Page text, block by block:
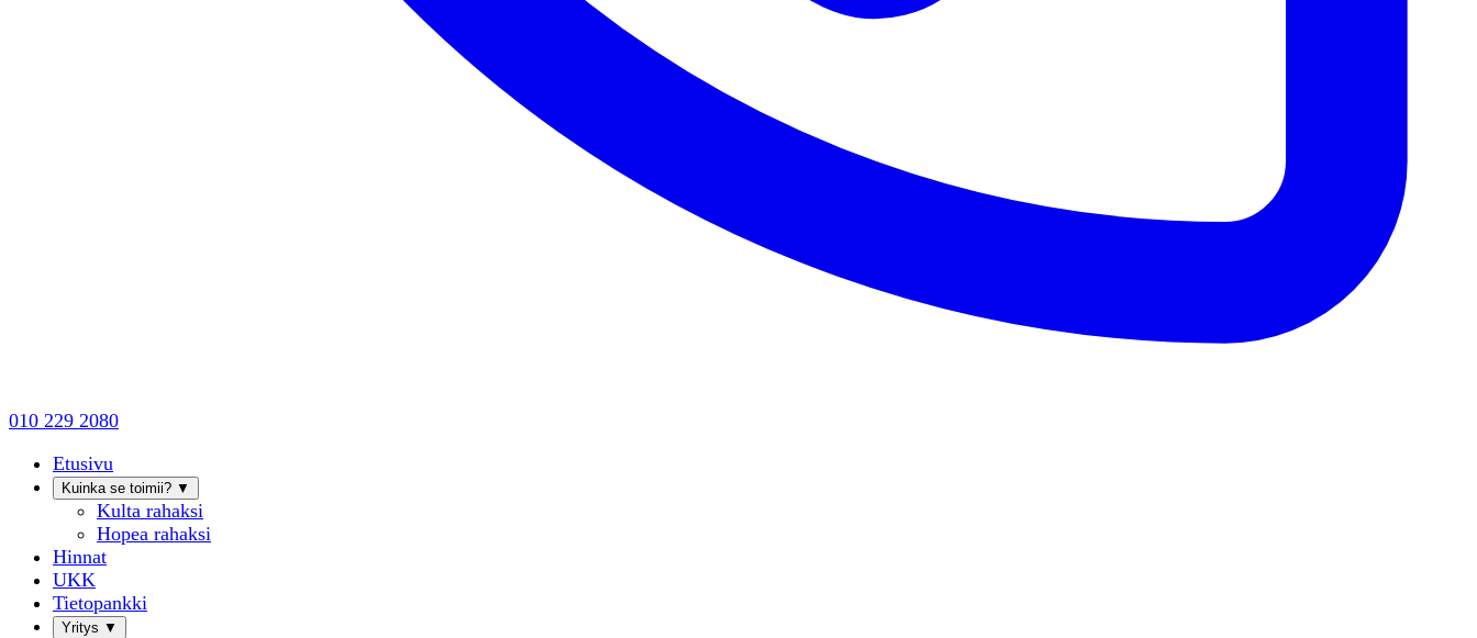
010 229 2080
Etusivu
Kuinka se toimii? ▼
Kulta rahaksi
Hopea rahaksi
Hinnat
UKK
Tietopankki
Yritys ▼